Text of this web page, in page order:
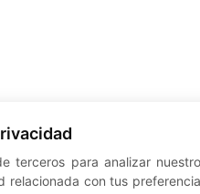
terceros para analizar
relacionada con tus